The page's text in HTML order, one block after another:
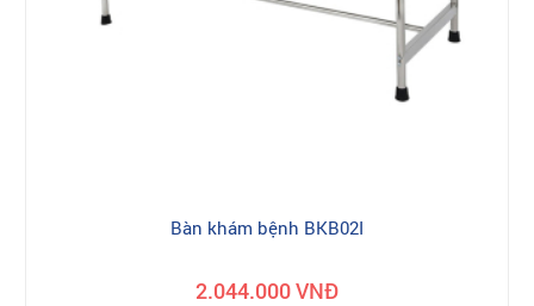
Bàn khám bệnh BKB02I
2.044.000 VNĐ